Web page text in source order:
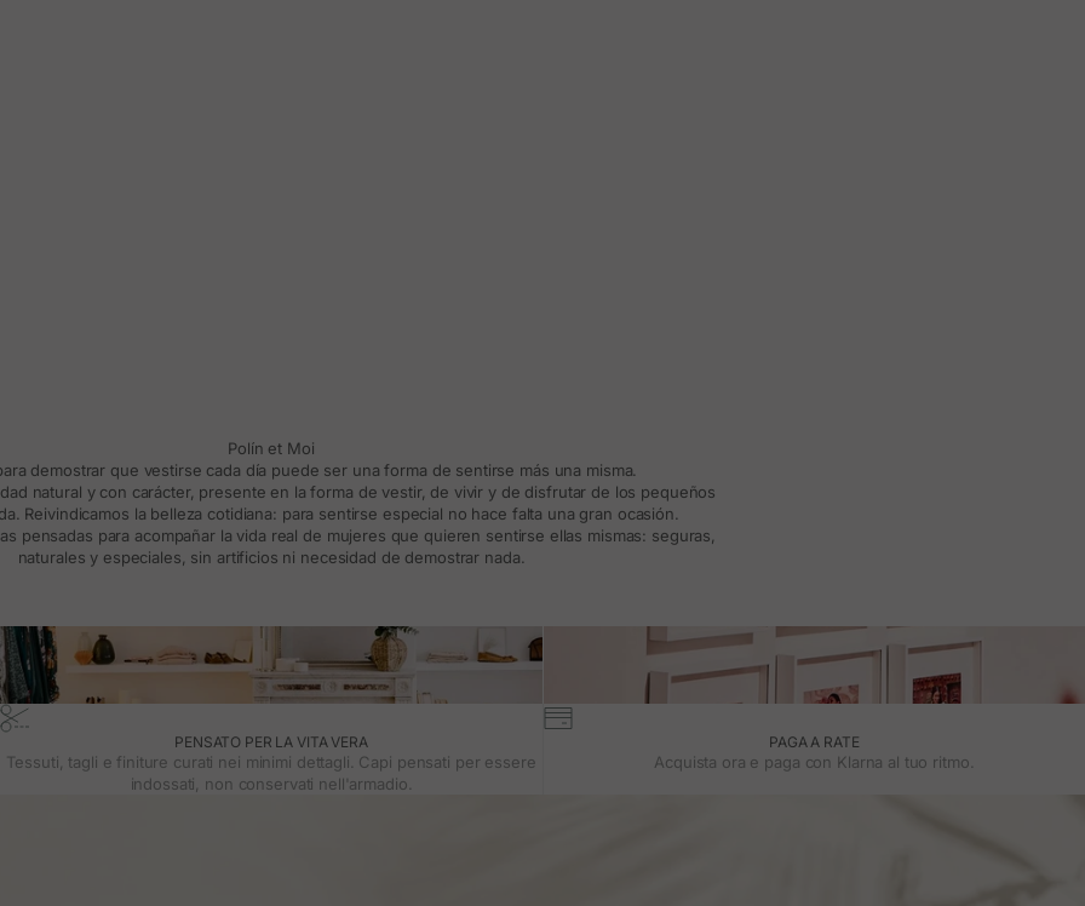
Polín et Moi
demostrar que vestirse cada día puede ser una forma de sentirse más una misma.
natural y con carácter, presente en la forma de vestir, de vivir y de disfrutar de los pequeños
Reivindicamos la belleza cotidiana: para sentirse especial no hace falta una gran ocasión.
pensadas para acompañar la vida real de mujeres que quieren sentirse ellas mismas: seguras,
naturales y especiales, sin artificios ni necesidad de demostrar nada.
PENSATO PER LA VITA VERA
Tessuti, tagli e finiture curati nei minimi dettagli. Capi pensati per essere
indossati, non conservati nell'armadio.
PAGA A RATE
Acquista ora e paga con Klarna al tuo ritmo.